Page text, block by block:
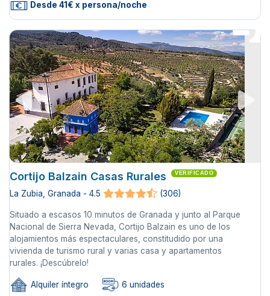
Desde 41€ x persona/noche
Cortijo Balzain Casas Rurales VERIFICADO
La Zubia, Granada - 4.5 (306)
Situado a escasos 10 minutos de Granada y junto al Parque
Nacional de Sierra Nevada, Cortijo Balzain es uno de los
alojamientos más espectaculares, constitudido por una
vivienda de turismo rural y varias casa y apartamentos
rurales. ¡Descúbrelo!
Alquiler íntegro 6 unidades